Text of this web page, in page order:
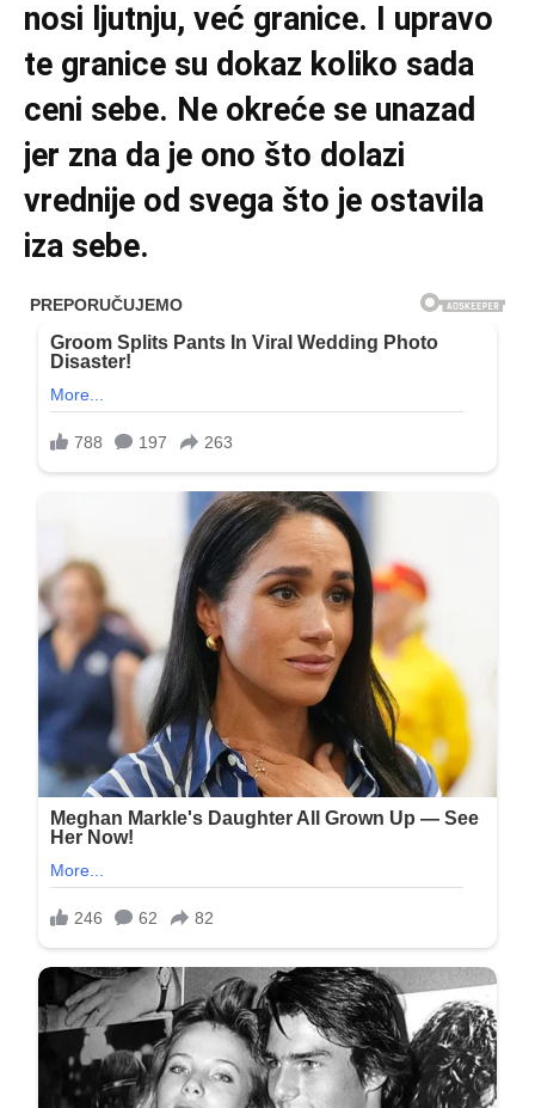
nosi ljutnju, već granice. I upravo
te granice su dokaz koliko sada
ceni sebe. Ne okreće se unazad
jer zna da je ono što dolazi
vrednije od svega što je ostavila
iza sebe.